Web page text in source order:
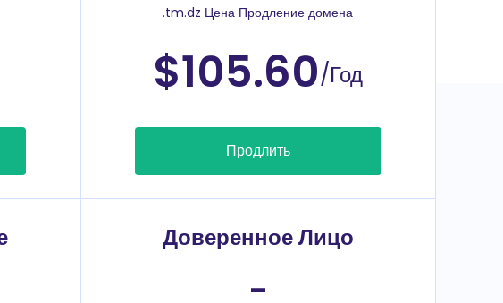
.tm.dz Цена Продление домена
$105.60/Год
Продлить
Доверенное Лицо
-